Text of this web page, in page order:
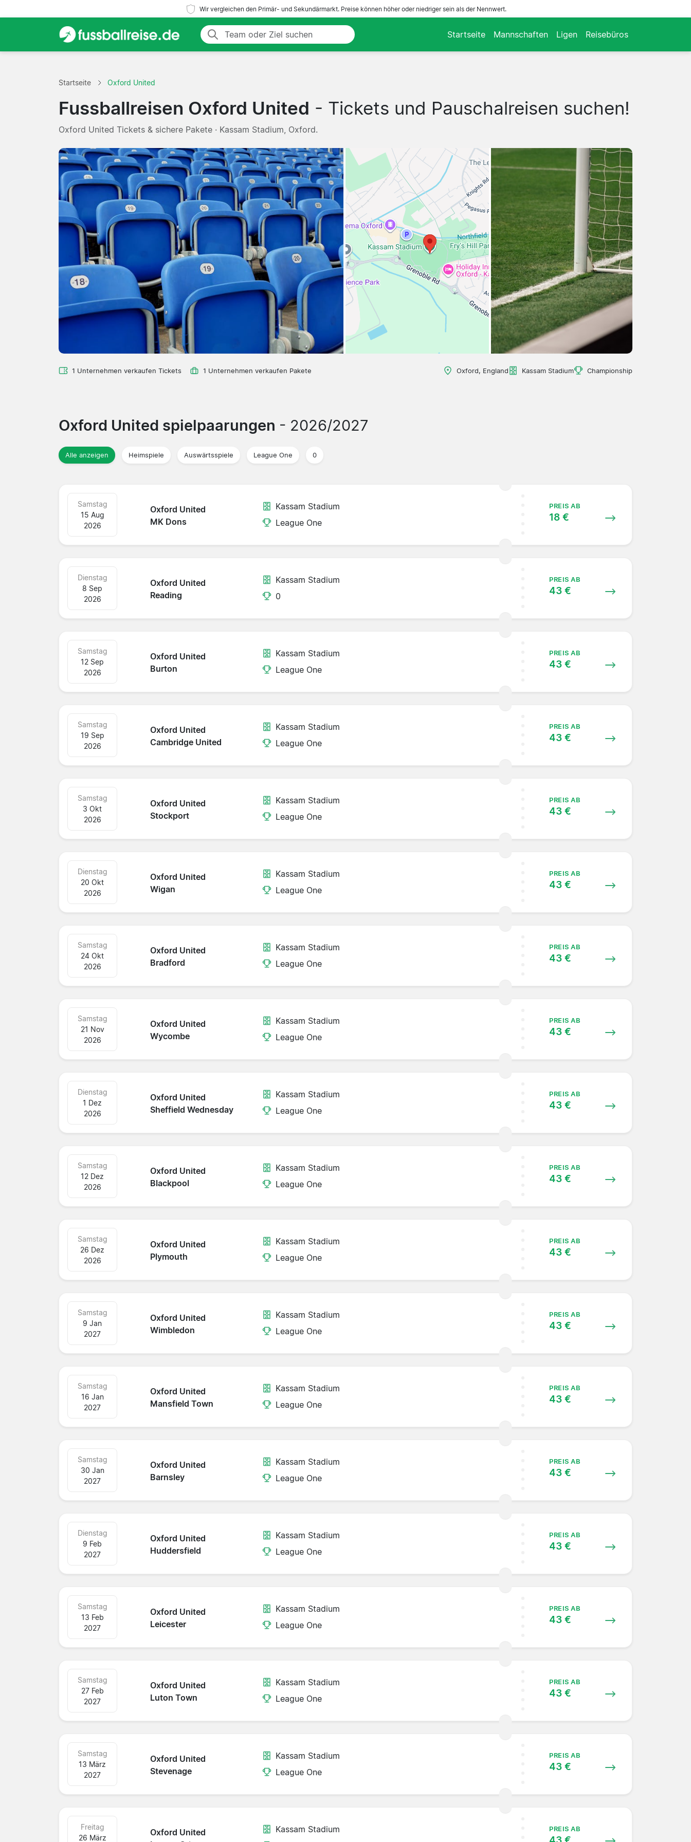
Wir vergleichen den Primär- und Sekundärmarkt. Preise können höher oder niedriger sein als der Nennwert.
Startseite Mannschaften Ligen Reisebüros
Startseite Oxford United
Fussballreisen Oxford United - Tickets und Pauschalreisen suchen!
Oxford United Tickets & sichere Pakete · Kassam Stadium, Oxford.
1 Unternehmen verkaufen Tickets 1 Unternehmen verkaufen Pakete Oxford, England Kassam Stadium Championship
Oxford United spielpaarungen - 2026/2027
Alle anzeigen Heimspiele Auswärtsspiele League One 0
Oxford United
MK Dons
Samstag
15 Aug
2026
Kassam Stadium
League One
PREIS AB
18 €
Oxford United
Reading
Dienstag
8 Sep
2026
Kassam Stadium
0
PREIS AB
43 €
Oxford United
Burton
Samstag
12 Sep
2026
Kassam Stadium
League One
PREIS AB
43 €
Oxford United
Cambridge United
Samstag
19 Sep
2026
Kassam Stadium
League One
PREIS AB
43 €
Oxford United
Stockport
Samstag
3 Okt
2026
Kassam Stadium
League One
PREIS AB
43 €
Oxford United
Wigan
Dienstag
20 Okt
2026
Kassam Stadium
League One
PREIS AB
43 €
Oxford United
Bradford
Samstag
24 Okt
2026
Kassam Stadium
League One
PREIS AB
43 €
Oxford United
Wycombe
Samstag
21 Nov
2026
Kassam Stadium
League One
PREIS AB
43 €
Oxford United
Sheffield Wednesday
Dienstag
1 Dez
2026
Kassam Stadium
League One
PREIS AB
43 €
Oxford United
Blackpool
Samstag
12 Dez
2026
Kassam Stadium
League One
PREIS AB
43 €
Oxford United
Plymouth
Samstag
26 Dez
2026
Kassam Stadium
League One
PREIS AB
43 €
Oxford United
Wimbledon
Samstag
9 Jan
2027
Kassam Stadium
League One
PREIS AB
43 €
Oxford United
Mansfield Town
Samstag
16 Jan
2027
Kassam Stadium
League One
PREIS AB
43 €
Oxford United
Barnsley
Samstag
30 Jan
2027
Kassam Stadium
League One
PREIS AB
43 €
Oxford United
Huddersfield
Dienstag
9 Feb
2027
Kassam Stadium
League One
PREIS AB
43 €
Oxford United
Leicester
Samstag
13 Feb
2027
Kassam Stadium
League One
PREIS AB
43 €
Oxford United
Luton Town
Samstag
27 Feb
2027
Kassam Stadium
League One
PREIS AB
43 €
Oxford United
Stevenage
Samstag
13 März
2027
Kassam Stadium
League One
PREIS AB
43 €
Oxford United
Freitag
26 März
Kassam Stadium
PREIS AB